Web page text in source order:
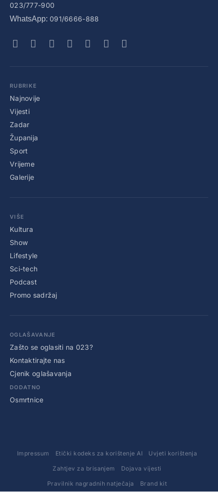
023/777-900
WhatsApp: 091/6666-888
RUBRIKE
Najnovije
Vijesti
Zadar
Županija
Sport
Vrijeme
Galerije
VIŠE
Kultura
Show
Lifestyle
Sci-tech
Podcast
Promo sadržaj
OGLAŠAVANJE
Zašto se oglasiti na 023?
Kontaktirajte nas
Cjenik oglašavanja
DODATNO
Osmrtnice
Impressum Etički kodeks za korištenje AI Uvjeti korištenja
Zahtjev za brisanjem Dojava vijesti
Pravilnik nagradnih natječaja Brand kit